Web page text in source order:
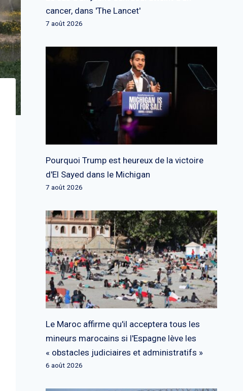
cancer, dans 'The Lancet'
7 août 2026
Pourquoi Trump est heureux de la victoire
d'El Sayed dans le Michigan
7 août 2026
Le Maroc affirme qu'il acceptera tous les
mineurs marocains si l'Espagne lève les
« obstacles judiciaires et administratifs »
6 août 2026